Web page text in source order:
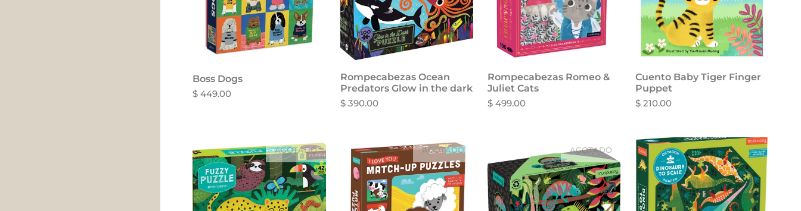
Boss Dogs
$ 449.00
Rompecabezas Ocean
Predators Glow in the dark
$ 390.00
Añadir al carrito
Rompecabezas Romeo &
Juliet Cats
$ 499.00
Cuento Baby Tiger Finger
Puppet
$ 210.00
AGOTADO AGOTADO AGOTADO